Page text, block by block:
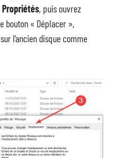
Propriétés, puis ouvrez
bouton « Déplacer »,
l’ancien disque comme